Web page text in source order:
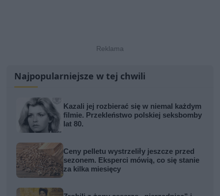
Najpopularniejsze w tej chwili
Kazali jej rozbierać się w niemal każdym
filmie. Przekleństwo polskiej seksbomby
lat 80.
Ceny pelletu wystrzeliły jeszcze przed
sezonem. Eksperci mówią, co się stanie
za kilka miesięcy